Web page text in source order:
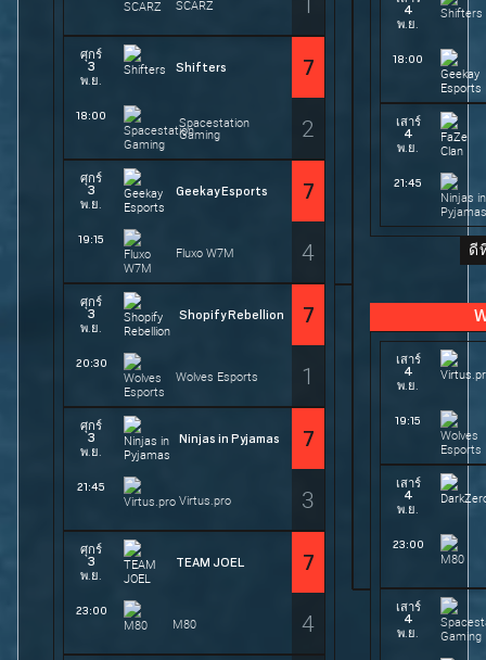
SCARZ
ศุกร์
3
พ.ย.
18:00
Shifters 7
Spacestation
Gaming 2
ศุกร์
3
พ.ย.
19:15
Geekay Esports 7
Fluxo W7M 4
ศุกร์
3
พ.ย.
20:30
Shopify Rebellion 7
Wolves Esports 1
ศุกร์
3
พ.ย.
21:45
Ninjas in Pyjamas 7
Virtus.pro 3
ศุกร์
3
พ.ย.
23:00
TEAM JOEL 7
M80 4
4
พ.ย.
18:00
เสาร์
4
พ.ย.
21:45
ดี
เสาร์
4
พ.ย.
19:15
เสาร์
4
พ.ย.
23:00
เสาร์
4
พ.ย.